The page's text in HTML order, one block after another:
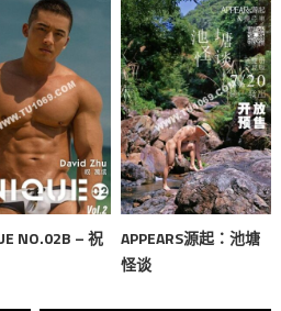
NO.02B – 祝
APPEARS源起：池塘
怪谈